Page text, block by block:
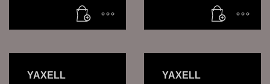
YAXELL
YAXELL